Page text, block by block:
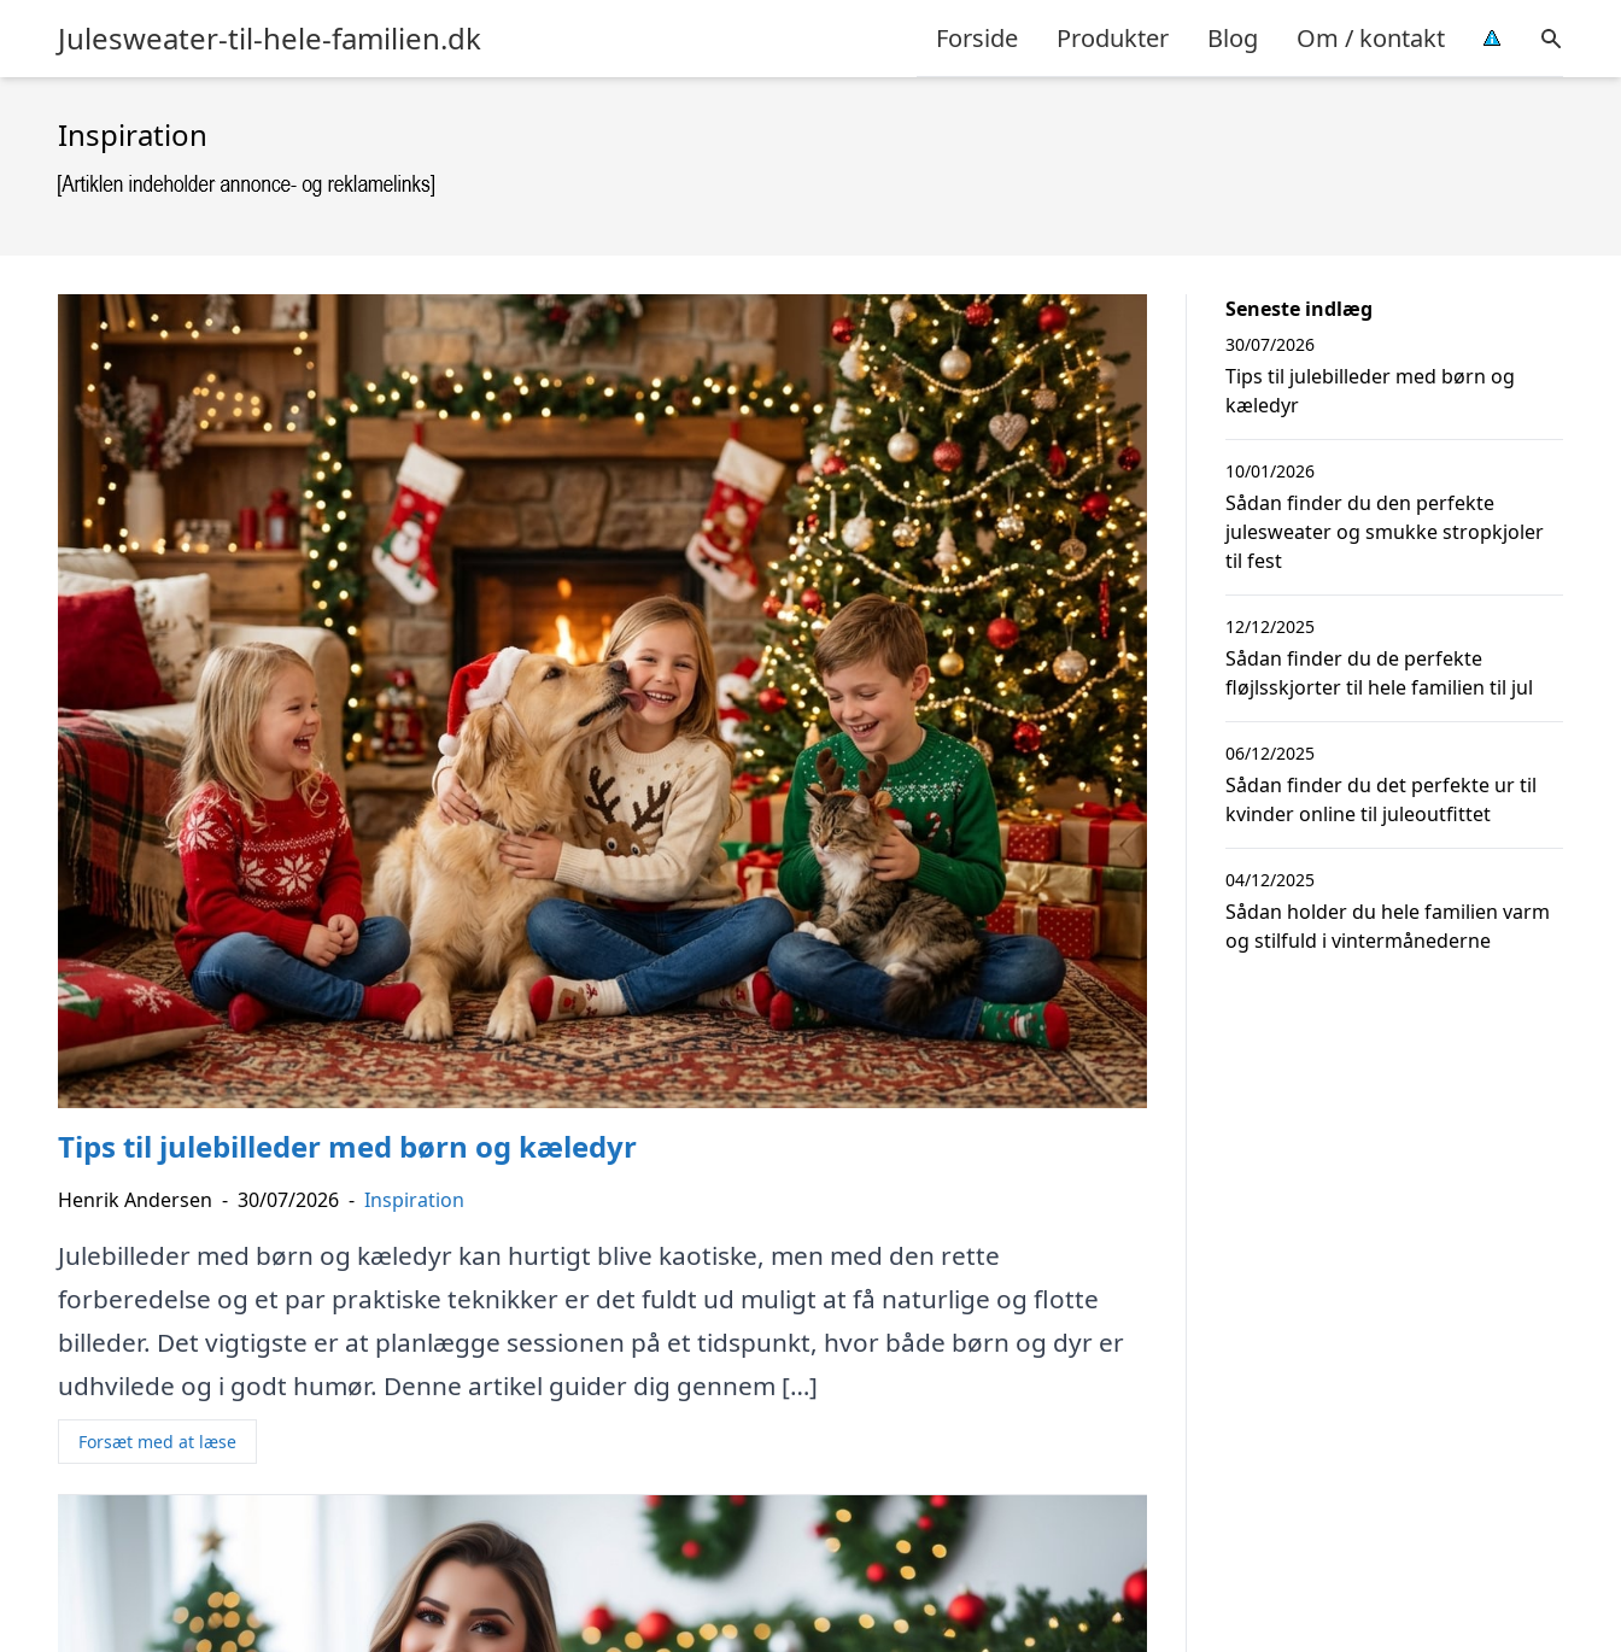
Julesweater-til-hele-familien.dk Forside Produkter Blog Om / kontakt
Inspiration
Tips til julebilleder med børn og kæledyr
Henrik Andersen - 30/07/2026 - Inspiration
Julebilleder med børn og kæledyr kan hurtigt blive kaotiske, men med den rette
forberedelse og et par praktiske teknikker er det fuldt ud muligt at få naturlige og flotte
billeder. Det vigtigste er at planlægge sessionen på et tidspunkt, hvor både børn og dyr er
udhvilede og i godt humør. Denne artikel guider dig gennem […]
Forsæt med at læse
Seneste indlæg
Tips til julebilleder med børn og
kæledyr
30/07/2026
Sådan finder du den perfekte
julesweater og smukke stropkjoler
til fest
10/01/2026
Sådan finder du de perfekte
fløjlsskjorter til hele familien til jul
12/12/2025
Sådan finder du det perfekte ur til
kvinder online til juleoutfittet
06/12/2025
Sådan holder du hele familien varm
og stilfuld i vintermånederne
04/12/2025